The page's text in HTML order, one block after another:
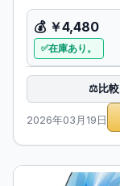
💰 ￥4,480
在庫あり。
⚖️比較
2026年03月19日